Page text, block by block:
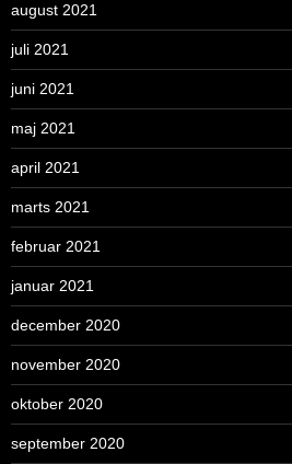
august 2021
juli 2021
juni 2021
maj 2021
april 2021
marts 2021
februar 2021
januar 2021
december 2020
november 2020
oktober 2020
september 2020